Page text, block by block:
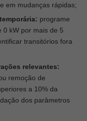
em mudanças rápidas;
programe
0 kW por mais de 5
transitórios fora
relevantes:
remoção de
a 10% da
dos parâmetros